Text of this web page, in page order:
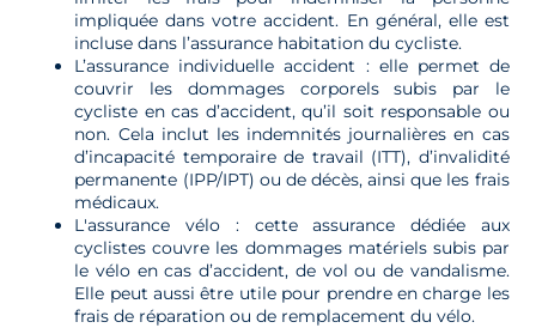
impliquée dans votre accident. En général, elle est
incluse dans l’assurance habitation du cycliste.
L’assurance individuelle accident : elle permet de
couvrir les dommages corporels subis par le
cycliste en cas d’accident, qu’il soit responsable ou
non. Cela inclut les indemnités journalières en cas
d’incapacité temporaire de travail (ITT), d’invalidité
permanente (IPP/IPT) ou de décès, ainsi que les frais
médicaux.
L'assurance vélo : cette assurance dédiée aux
cyclistes couvre les dommages matériels subis par
le vélo en cas d’accident, de vol ou de vandalisme.
Elle peut aussi être utile pour prendre en charge les
frais de réparation ou de remplacement du vélo.